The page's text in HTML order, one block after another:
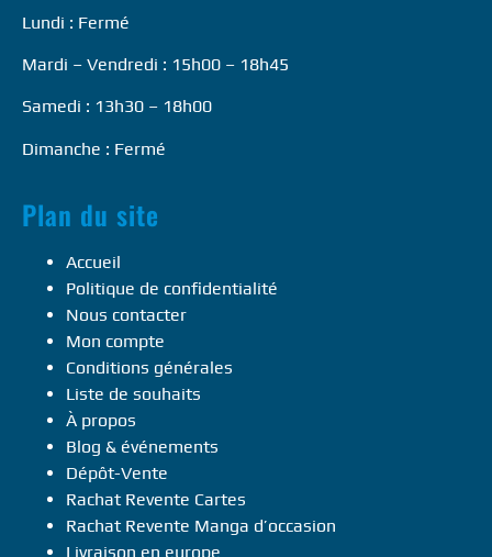
Lundi : Fermé
Mardi – Vendredi : 15h00 – 18h45
Samedi : 13h30 – 18h00
Dimanche : Fermé
Plan du site
Accueil
Politique de confidentialité
Nous contacter
Mon compte
Conditions générales
Liste de souhaits
À propos
Blog & événements
Dépôt-Vente
Rachat Revente Cartes
Rachat Revente Manga d’occasion
Livraison en europe